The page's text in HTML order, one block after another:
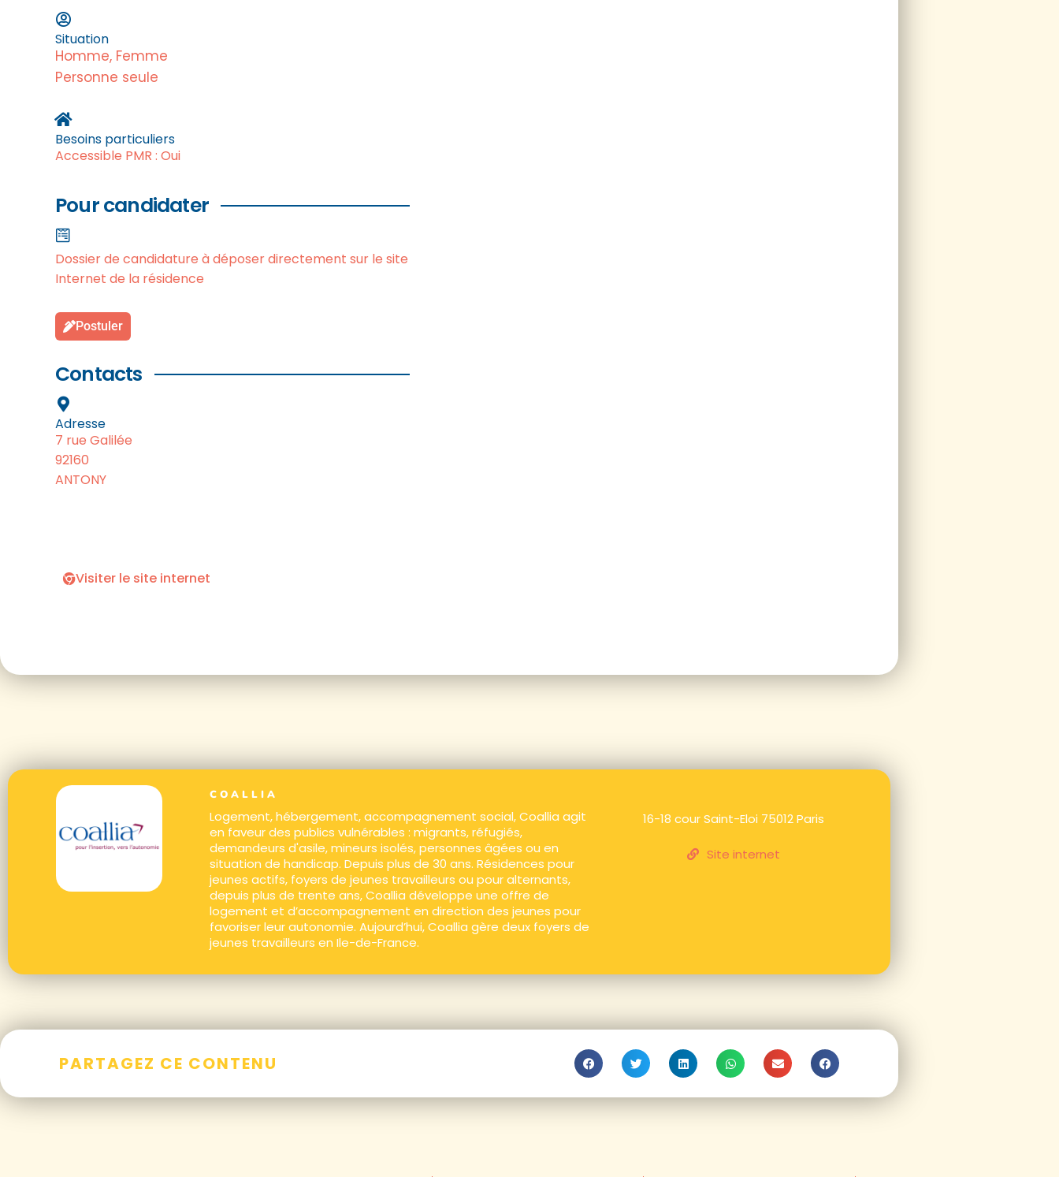
Situation
Homme, Femme
Personne seule
Besoins particuliers
Accessible PMR : Oui
Pour candidater
Dossier de candidature à déposer directement sur le site
Internet de la résidence
Postuler
Contacts
Adresse
7 rue Galilée
92160
ANTONY
Visiter le site internet
COALLIA
Logement, hébergement, accompagnement social, Coallia agit
en faveur des publics vulnérables : migrants, réfugiés,
demandeurs d'asile, mineurs isolés, personnes âgées ou en
situation de handicap. Depuis plus de 30 ans. Résidences pour
jeunes actifs, foyers de jeunes travailleurs ou pour alternants,
depuis plus de trente ans, Coallia développe une offre de
logement et d’accompagnement en direction des jeunes pour
favoriser leur autonomie. Aujourd’hui, Coallia gère deux foyers de
jeunes travailleurs en Ile-de-France.
16-18 cour Saint-Eloi 75012 Paris
Site internet
PARTAGEZ CE CONTENU